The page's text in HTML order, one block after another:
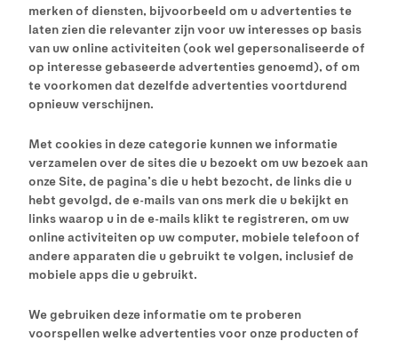
merken of diensten, bijvoorbeeld om u advertenties te
laten zien die relevanter zijn voor uw interesses op basis
van uw online activiteiten (ook wel gepersonaliseerde of
op interesse gebaseerde advertenties genoemd), of om
te voorkomen dat dezelfde advertenties voortdurend
opnieuw verschijnen.
Met cookies in deze categorie kunnen we informatie
verzamelen over de sites die u bezoekt om uw bezoek aan
onze Site, de pagina’s die u hebt bezocht, de links die u
hebt gevolgd, de e-mails van ons merk die u bekijkt en
links waarop u in de e-mails klikt te registreren, om uw
online activiteiten op uw computer, mobiele telefoon of
andere apparaten die u gebruikt te volgen, inclusief de
mobiele apps die u gebruikt.
We gebruiken deze informatie om te proberen
voorspellen welke advertenties voor onze producten of